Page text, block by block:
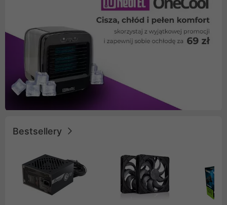
Bestsellery